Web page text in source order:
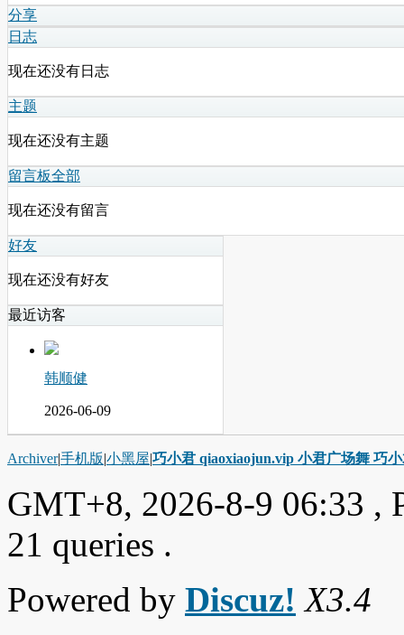
分享
日志
现在还没有日志
主题
现在还没有主题
留言板全部
现在还没有留言
好友
现在还没有好友
最近访客
韩顺健
2026-06-09
Archiver|手机版|小黑屋|巧小君 qiaoxiaojun.vip 小君广场舞 巧
GMT+8, 2026-8-9 06:33 ,
21 queries .
Powered by Discuz! X3.4